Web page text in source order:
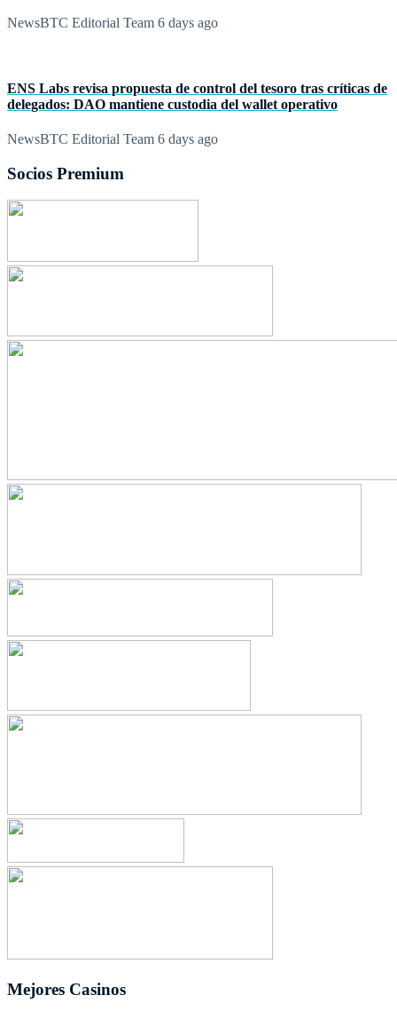
NewsBTC Editorial Team 6 days ago
ENS Labs revisa propuesta de control del tesoro tras críticas de
delegados: DAO mantiene custodia del wallet operativo
NewsBTC Editorial Team 6 days ago
Socios Premium
Mejores Casinos